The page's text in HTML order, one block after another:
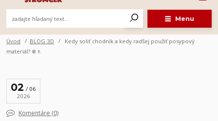
Menu
Úvod BLOG 3D
Kedy soliť chodník a kedy radšej použiť posypový
materiál? ❄️🚶
02
06
2026
Komentáre (0)